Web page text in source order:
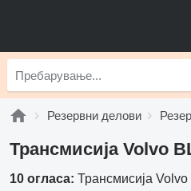
Резервни делови
Трансмисија Volvo
10 огласа: Трансмисија Volvo